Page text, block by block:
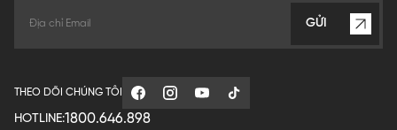
GỬI
THEO DÕI CHÚNG TÔI
HOTLINE:1800.646.898